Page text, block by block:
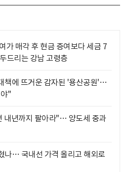
가 매각 후 현금 증여보다 세금 7
드리는 강남 고령층
책에 뜨거운 감자된 '용산공원'…
"
내년까지 팔아라"… 양도세 중과
나… 국내선 가격 올리고 해외로